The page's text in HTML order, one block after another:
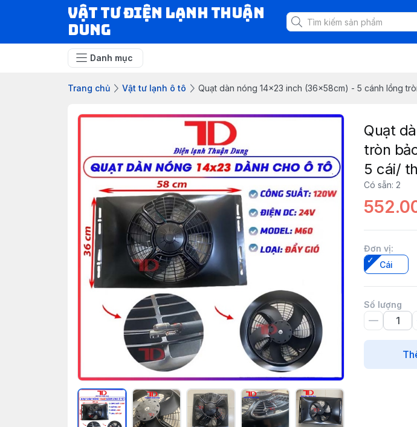
VẬT TƯ ĐIỆN LẠNH THUẬN
DUNG
Danh mục
Trang chủ Vật tư lạnh ô tô Quạt dàn nóng 14x23 inch (36x58cm) - 5 cánh lồng
Quạt
tròn
5 cái/
Có sẵn: 2
Đơn vị:
Cái
Số lượng